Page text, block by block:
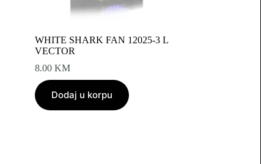
WHITE SHARK FAN 12025-3 L
VECTOR
8.00KM
Dodaj u korpu